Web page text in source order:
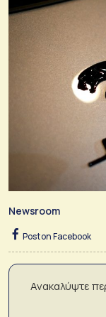
Newsroom
Post on Facebook
Ανακαλύψτε